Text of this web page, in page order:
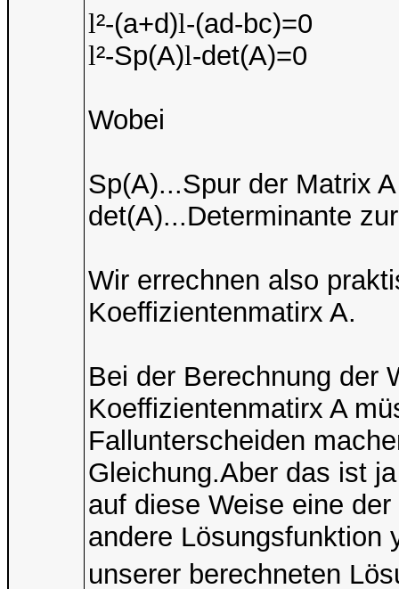
l²-(a+d)l-(ad-bc)=0
l²-Sp(A)l-det(A)=0
Wobei
Sp(A)...Spur der Matrix A
det(A)...Determinante
Wir errechnen also
Koeffizientenmatirx A.
Bei der Berechnung der
Koeffizientenmatirx A
Fallunterscheiden
Gleichung.Aber das ist
auf diese Weise eine
andere Lösungsfunktion
unserer berechneten